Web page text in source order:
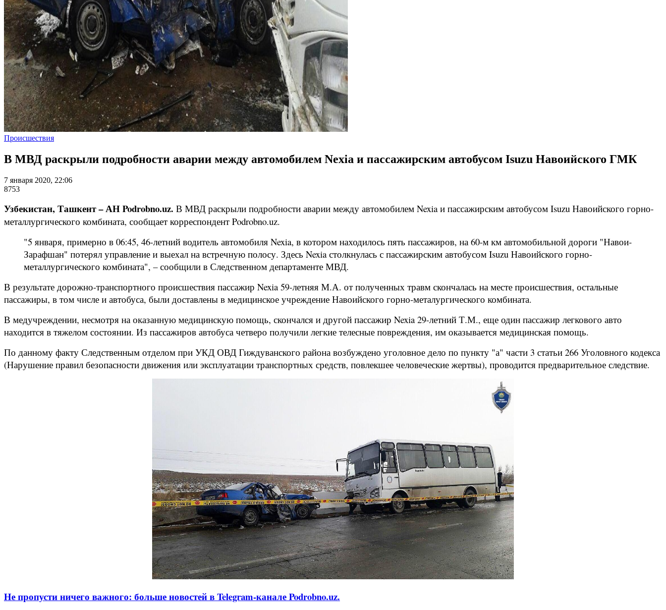
Происшествия
В МВД раскрыли подробности аварии между автомобилем Nexia и пассажирским автобусом Isuzu Навоийского ГМК
7 января 2020, 22:06
8753
Узбекистан, Ташкент – АН Podrobno.uz. В МВД раскрыли подробности аварии между автомобилем Nexia и пассажирским автобусом Isuzu Навоийского горно-
металлургического комбината, сообщает корреспондент Podrobno.uz.
"5 января, примерно в 06:45, 46-летний водитель автомобиля Nexia, в котором находилось пять пассажиров, на 60-м км автомобильной дороги "Навои-
Зарафшан" потерял управление и выехал на встречную полосу. Здесь Nexia столкнулась с пассажирским автобусом Isuzu Навоийского горно-
металлургического комбината", – сообщили в Следственном департаменте МВД.
В результате дорожно-транспортного происшествия пассажир Nexia 59-летняя М.А. от полученных травм скончалась на месте происшествия, остальные
пассажиры, в том числе и автобуса, были доставлены в медицинское учреждение Навоийского горно-металургического комбината.
В медучреждении, несмотря на оказанную медицинскую помощь, скончался и другой пассажир Nexia 29-летний Т.М., еще один пассажир легкового авто
находится в тяжелом состоянии. Из пассажиров автобуса четверо получили легкие телесные повреждения, им оказывается медицинская помощь.
По данному факту Следственным отделом при УКД ОВД Гиждуванского района возбуждено уголовное дело по пункту "а" части 3 статьи 266 Уголовного кодекса
(Нарушение правил безопасности движения или эксплуатации транспортных средств, повлекшее человеческие жертвы), проводится предварительное следствие.
Не пропусти ничего важного: больше новостей в Telegram-канале Podrobno.uz.